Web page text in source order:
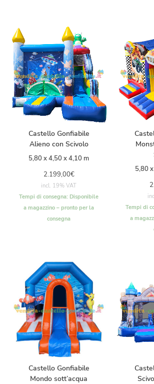
Castello Gonfiabile
Alieno con Scivolo
5,80 x 4,50 x 4,10 m
2.199,00€
incl. 19% VAT
Tempi di consegna: Disponibile
a magazzino – pronto per la
consegna
5,80
Tempi di
a
Castello Gonfiabile
Mondo sott’acqua